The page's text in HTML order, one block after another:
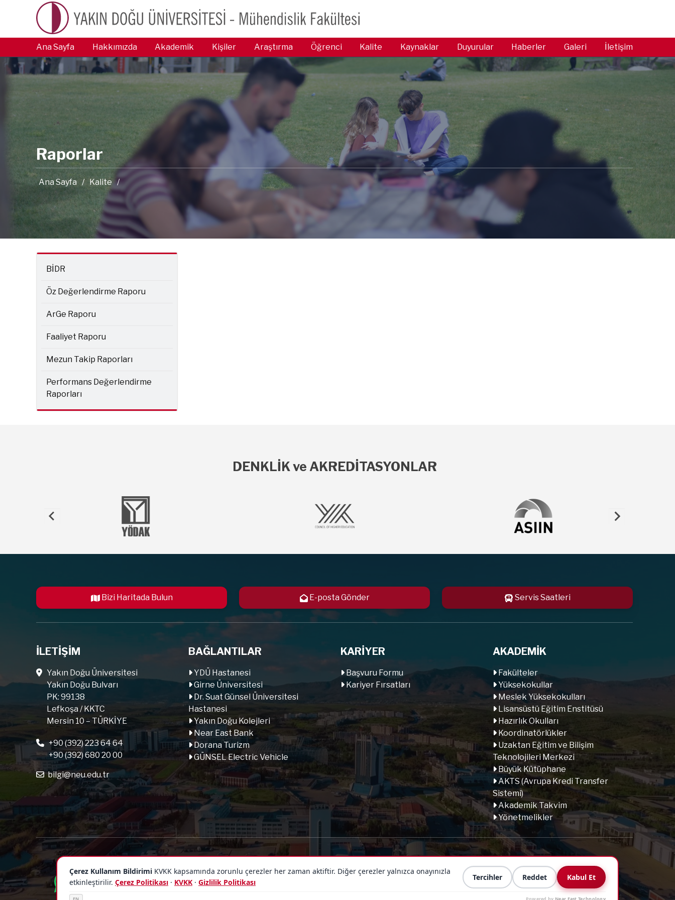
Ana Sayfa Hakkımızda Akademik Kişiler Araştırma Öğrenci Kalite Kaynaklar Duyurular Haberler Galeri İletişim
Raporlar
Ana Sayfa / Kalite /
BİDR
Öz Değerlendirme Raporu
ArGe Raporu
Faaliyet Raporu
Mezun Takip Raporları
Performans Değerlendirme
Raporları
DENKLİK ve AKREDİTASYONLAR
Bizi Haritada Bulun E-posta Gönder Servis Saatleri
İLETİŞİM
Yakın Doğu Üniversitesi
Yakın Doğu Bulvarı
PK: 99138
Lefkoşa / KKTC
Mersin 10 – TÜRKİYE
+90 (392) 223 64 64
+90 (392) 680 20 00
bilgi@neu.edu.tr
BAĞLANTILAR
YDÜ Hastanesi
Girne Üniversitesi
Dr. Suat Günsel Üniversitesi
Hastanesi
Yakın Doğu Kolejleri
Near East Bank
Dorana Turizm
GÜNSEL Electric Vehicle
KARİYER
Başvuru Formu
Kariyer Fırsatları
AKADEMİK
Fakülteler
Yüksekokullar
Meslek Yüksekokulları
Lisansüstü Eğitim Enstitüsü
Hazırlık Okulları
Koordinatörlükler
Uzaktan Eğitim ve Bilişim
Teknolojileri Merkezi
Büyük Kütüphane
AKTS (Avrupa Kredi Transfer
Sistemi)
Akademik Takvim
Yönetmelikler
Çerez Kullanım Bildirimi KVKK kapsamında zorunlu çerezler her zaman aktiftir. Diğer çerezler yalnızca onayınızla
etkinleştirilir. Çerez Politikası · KVKK · Gizlilik Politikası
Tercihler Reddet Kabul Et